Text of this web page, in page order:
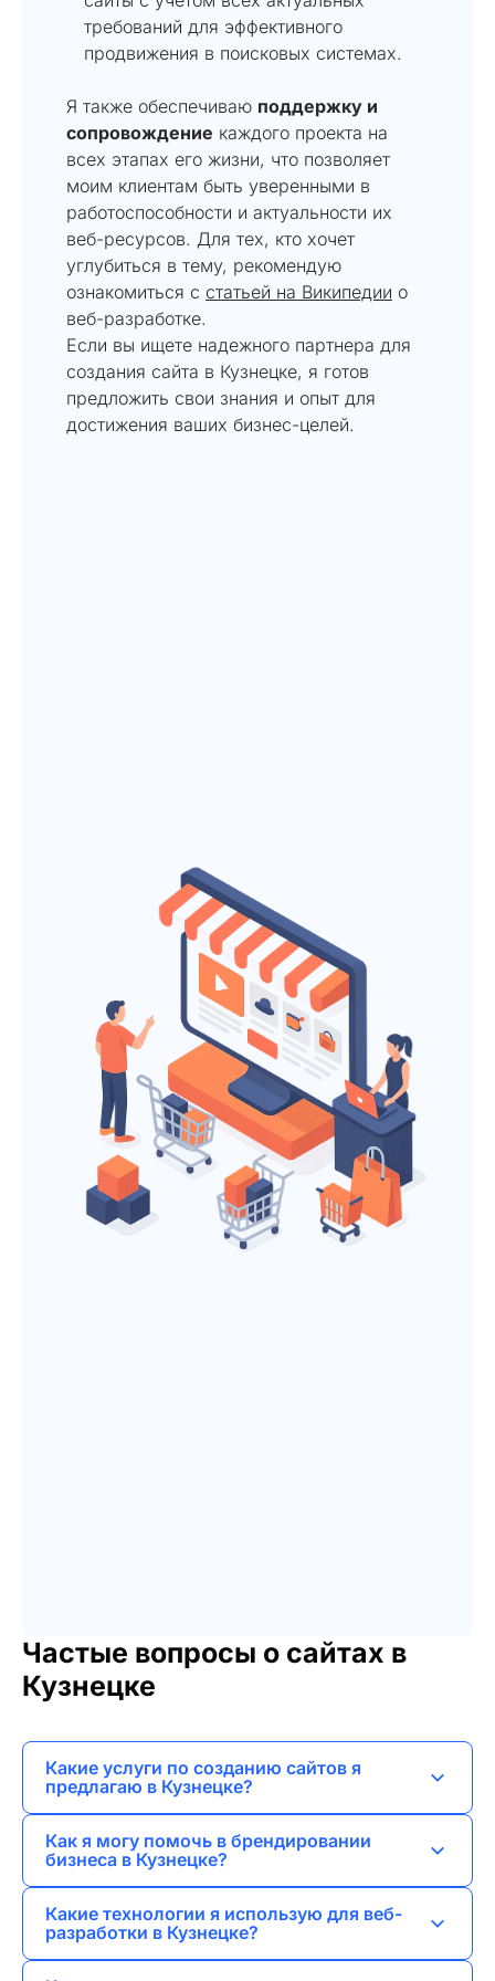
требований для эффективного
продвижения в поисковых системах.
Я также обеспечиваю поддержку и
сопровождение каждого проекта на
всех этапах его жизни, что позволяет
моим клиентам быть уверенными в
работоспособности и актуальности их
веб-ресурсов. Для тех, кто хочет
углубиться в тему, рекомендую
ознакомиться с статьей на Википедии о
веб-разработке.
Если вы ищете надежного партнера для
создания сайта в Кузнецке, я готов
предложить свои знания и опыт для
достижения ваших бизнес-целей.
Частые вопросы о сайтах в
Кузнецке
Какие услуги по созданию сайтов я
предлагаю в Кузнецке?
корпоративные сайты, интернет-магазины и
Как я могу помочь в брендировании
бизнеса в Кузнецке?
айдентикой и неймингом для создания
Какие технологии я использую для веб-
разработки в Кузнецке?